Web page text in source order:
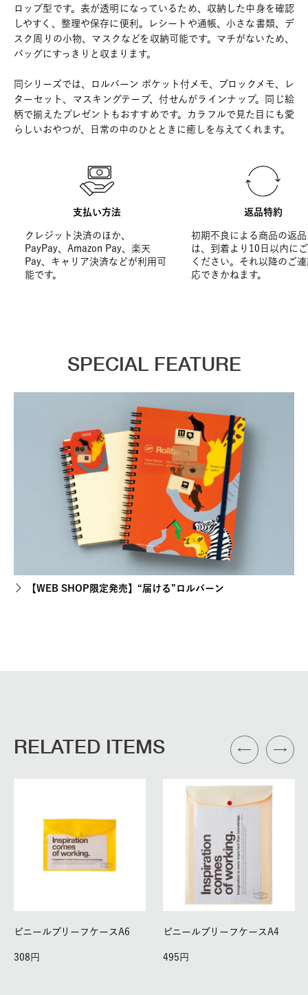
ロップ型です。表が透明になっているため、収納した中身を確認
しやすく、整理や保存に便利。レシートや通帳、小さな書類、デ
スク周りの小物、マスクなどを収納可能です。マチがないため、
バッグにすっきりと収まります。
同シリーズでは、ロルバーン ポケット付メモ、ブロックメモ、レ
ターセット、マスキングテープ、付せんがラインナップ。同じ絵
柄で揃えたプレゼントもおすすめです。カラフルで見た目にも愛
らしいおやつが、日常の中のひとときに癒しを与えてくれます。
支払い方法
クレジット決済のほか、
PayPay、Amazon Pay、楽天
Pay、キャリア決済などが利用可
能です。
返品特約
初期不良による商品の返
は、到着より10日以内に
ください。それ以降のご
応できかねます。
SPECIAL FEATURE
【WEB SHOP限定発売】“届ける”ロルバーン
RELATED ITEMS
ビニールブリーフケースA6
308
ビニールブリーフケースA4
495